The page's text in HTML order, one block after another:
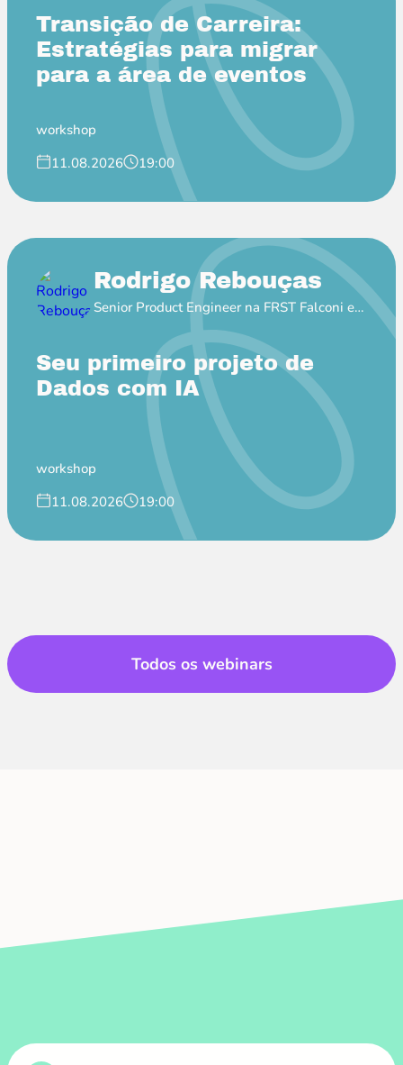
Transição de Carreira:
Estratégias para migrar
para a área de eventos
workshop
11.08.2026
19:00
Rodrigo Rebouças
Senior Product Engineer na FRST Falconi e
Seu primeiro projeto de
Dados com IA
workshop
11.08.2026
19:00
Todos os webinars